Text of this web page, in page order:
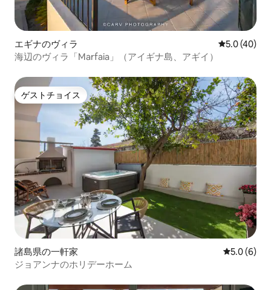
エギナのヴィラ レビュー40
5.0 (40)
海辺のヴィラ「Marfaia」（アイギナ島、アギイ）
ゲストチョイス
ゲストチョイス
諸島県の一軒家 レビュー6
5.0 (6)
ジョアンナのホリデーホーム